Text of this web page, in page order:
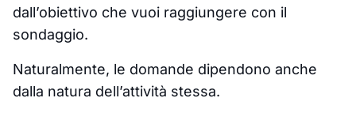
dall’obiettivo che vuoi raggiungere con il
sondaggio.
Naturalmente, le domande dipendono anche
dalla natura dell’attività stessa.